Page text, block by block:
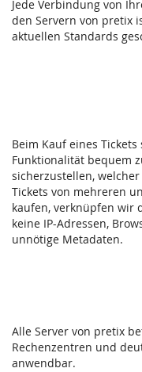
Jede Verbindung von
den Servern von pretix
aktuellen Standards
Beim Kauf eines
Funktionalität bequem
sicherzustellen,
Tickets von mehreren
kaufen, verknüpfen wir
keine IP-Adressen,
unnötige Metadaten.
Alle Server von pretix
Rechenzentren und
anwendbar.